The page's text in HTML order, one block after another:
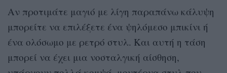
Αν προτιμάτε μαγιό με λίγη παραπάνω κάλυψη
μπορείτε να επιλέξετε ένα ψηλόμεσο μπικίνι ή
ένα ολόσωμο με ρετρό στυλ. Και αυτή η τάση
μπορεί να έχει μια νοσταλγική αίσθηση,